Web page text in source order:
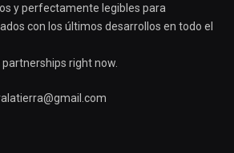
y perfectamente legibles para
con los últimos desarrollos en todo el
right now.